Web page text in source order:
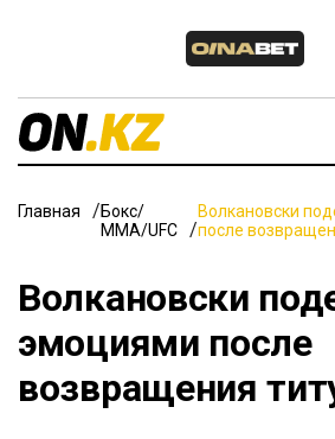
Главная
Бокс/
ММА/UFC
Волкановски
после
Волкановски
эмоциями после
возвращения